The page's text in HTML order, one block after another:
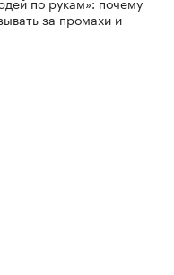
за промахи и